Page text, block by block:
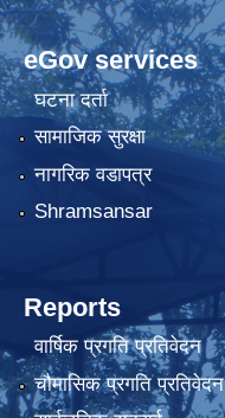
eGov services
घटना दर्ता
सामाजिक सुरक्षा
नागरिक वडापत्र
Shramsansar
Reports
वार्षिक प्रगति प्रतिवेदन
चौमासिक प्रगति प्रतिवेदन